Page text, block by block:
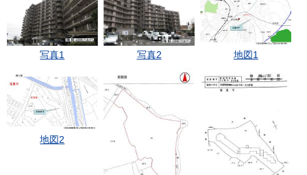
写真1 写真2 地図1
地図2